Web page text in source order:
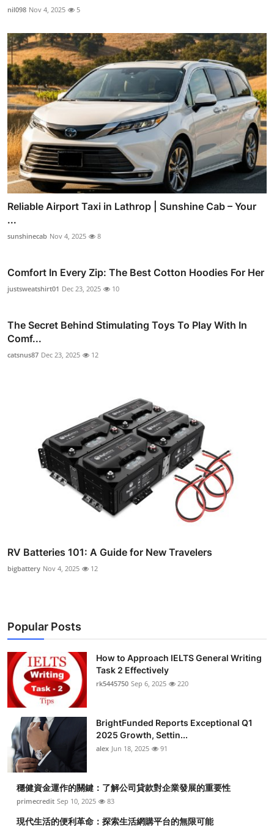
nil098 Nov 4, 2025 5
Reliable Airport Taxi in Lathrop | Sunshine Cab – Your
...
sunshinecab Nov 4, 2025 8
Comfort In Every Zip: The Best Cotton Hoodies For Her
justsweatshirt01 Dec 23, 2025 10
The Secret Behind Stimulating Toys To Play With In
Comf...
catsnus87 Dec 23, 2025 12
RV Batteries 101: A Guide for New Travelers
bigbattery Nov 4, 2025 12
Popular Posts
How to Approach IELTS General Writing
Task 2 Effectively
rk5445750 Sep 6, 2025 220
BrightFunded Reports Exceptional Q1
2025 Growth, Settin...
alex Jun 18, 2025 91
穩健資金運作的關鍵：了解公司貸款對企業發展的重要性
primecredit Sep 10, 2025 83
現代生活的便利革命：探索生活網購平台的無限可能